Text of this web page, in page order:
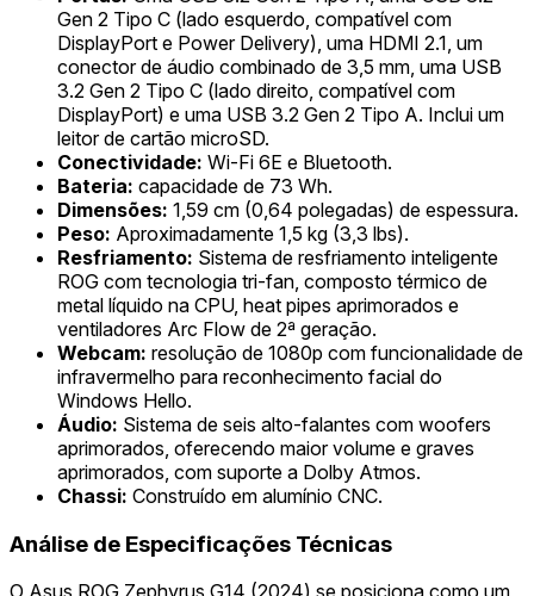
Gen 2 Tipo C (lado esquerdo, compatível com
DisplayPort e Power Delivery), uma HDMI 2.1, um
conector de áudio combinado de 3,5 mm, uma USB
3.2 Gen 2 Tipo C (lado direito, compatível com
DisplayPort) e uma USB 3.2 Gen 2 Tipo A. Inclui um
leitor de cartão microSD.
Conectividade: Wi-Fi 6E e Bluetooth.
Bateria: capacidade de 73 Wh.
Dimensões: 1,59 cm (0,64 polegadas) de espessura.
Peso: Aproximadamente 1,5 kg (3,3 lbs).
Resfriamento: Sistema de resfriamento inteligente
ROG com tecnologia tri-fan, composto térmico de
metal líquido na CPU, heat pipes aprimorados e
ventiladores Arc Flow de 2ª geração.
Webcam: resolução de 1080p com funcionalidade de
infravermelho para reconhecimento facial do
Windows Hello.
Áudio: Sistema de seis alto-falantes com woofers
aprimorados, oferecendo maior volume e graves
aprimorados, com suporte a Dolby Atmos.
Chassi: Construído em alumínio CNC.
Análise de Especificações Técnicas